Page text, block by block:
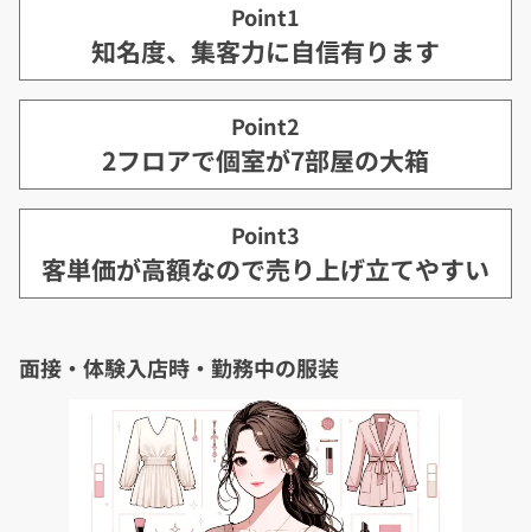
Point1
知名度、集客力に自信有ります
Point2
2フロアで個室が7部屋の大箱
Point3
客単価が高額なので売り上げ立てやすい
面接・体験入店時・勤務中の服装